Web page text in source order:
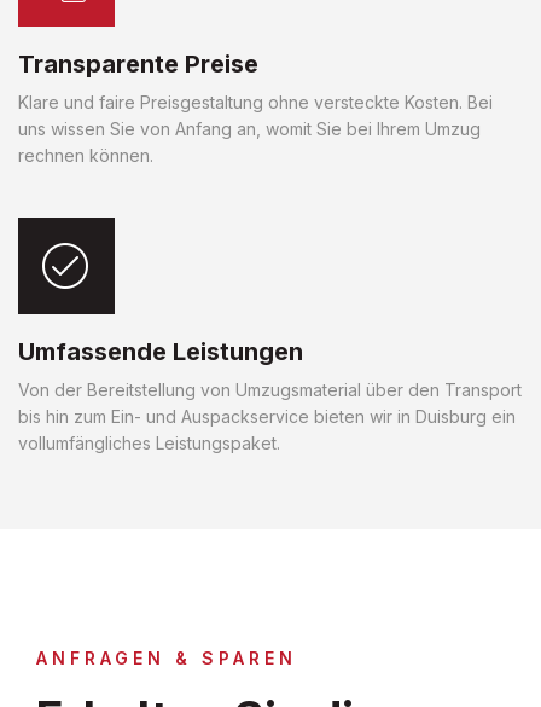
Transparente Preise
Klare und faire Preisgestaltung ohne versteckte Kosten. Bei
uns wissen Sie von Anfang an, womit Sie bei Ihrem Umzug
rechnen können.
Umfassende Leistungen
Von der Bereitstellung von Umzugsmaterial über den Transport
bis hin zum Ein- und Auspackservice bieten wir in Duisburg ein
vollumfängliches Leistungspaket.
ANFRAGEN & SPAREN